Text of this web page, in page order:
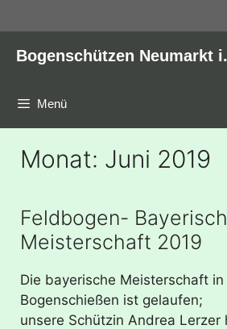
Inhalt
springen
Bogenschützen Neumarkt
Menü
Monat: Juni 2019
Feldbogen-
Meisterschaft 2019
Die bayerische Meisterschaft in
Bogenschießen ist gelaufen;
unsere Schützin Andrea Lerzer